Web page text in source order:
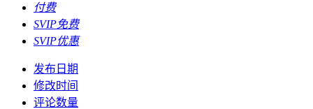
付费
SVIP免费
SVIP优惠
发布日期
修改时间
评论数量